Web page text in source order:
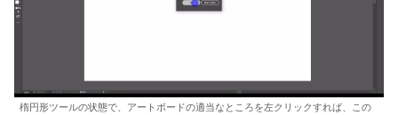
楕円形ツールの状態で、アートボードの適当なところを左クリックすれば、この